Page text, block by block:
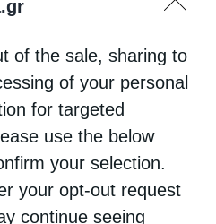
of the sale, sharing to
of your personal
for targeted
use the below
your selection.
your opt-out request
continue seeing